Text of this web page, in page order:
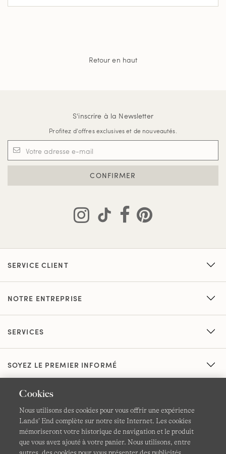
Retour en haut
S'inscrire à la Newsletter
Profitez d'offres exclusives et de nouveautés.
CONFIRMER
SERVICE CLIENT
NOTRE ENTREPRISE
SERVICES
SOYEZ LE PREMIER INFORMÉ
Cookies
Nous utilisons des cookies pour vous offrir une expérience
Lands’ End complète sur notre site Internet. Les cookies
mémoriseront votre historique de navigation et le produit
que vous avez ajouté à votre panier. Nous utilisons, entre